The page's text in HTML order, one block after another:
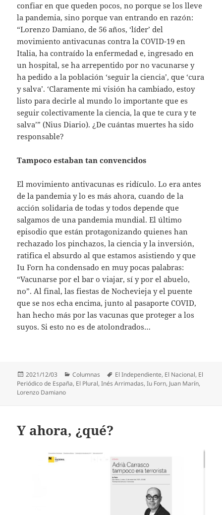
confiar en que queden pocos, no porque se los lleve
la pandemia, sino porque van entrando en razón:
“Lorenzo Damiano, de 56 años, ‘líder’ del
movimiento antivacunas contra la COVID-19 en
Italia, ha contraído la enfermedad e, ingresado en
un hospital, se ha arrepentido por no vacunarse y
ha pedido a la población ‘seguir la ciencia’, que ‘cura
y salva’. ‘Claramente mi visión ha cambiado, estoy
listo para decirle al mundo lo importante que es
seguir colectivamente la ciencia, la que te cura y te
salva’” (Nius Diario). ¿De cuántas muertes ha sido
responsable?
Tampoco estaban tan convencidos
El movimiento antivacunas es ridículo. Lo era antes
de la pandemia y lo es más ahora, cuando de la
acción solidaria de todas y todos depende que
salgamos de una pandemia mundial. El último
episodio que están protagonizando quienes han
rechazado los pinchazos, la ciencia y la inversión,
ratifica el absurdo al que estamos asistiendo y que
Iu Forn ha condensado en muy pocas palabras:
“Vacunarse por el bar o viajar, sí y por el abuelo,
no”. Al final, las fiestas de Nochevieja y el puente
que se nos echa encima, junto al pasaporte COVID,
han hecho más por las vacunas que proteger a los
suyos. Si esto no es de atolondrados…
Publicado
el
2021/12/03 Categorías
Columnas Etiquetas
El Independiente, El Nacional, El
Periódico de España, El Plural,Inés Arrimadas,Iu Forn, Juan Marín,
Lorenzo Damiano
Y ahora, ¿qué?